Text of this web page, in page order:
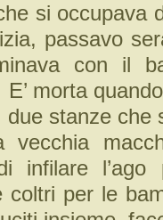
si occupava
passavo
con il
morta
stanze che
vecchia
infilare l’ago
coltri per le